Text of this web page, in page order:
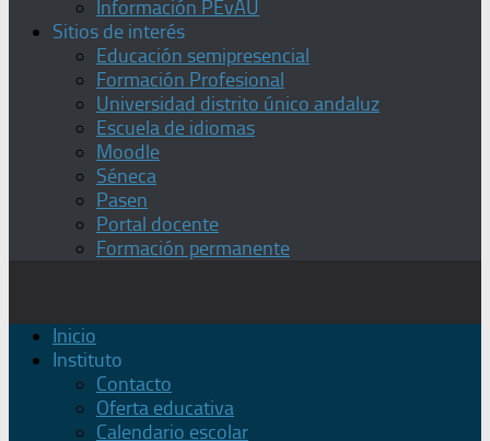
Información PEvAU
Sitios de interés
Educación semipresencial
Formación Profesional
Universidad distrito único andaluz
Escuela de idiomas
Moodle
Séneca
Pasen
Portal docente
Formación permanente
Inicio
Instituto
Contacto
Oferta educativa
Calendario escolar